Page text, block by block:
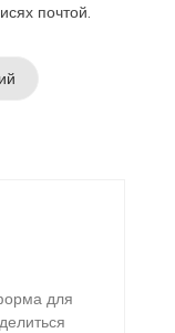
почтой.
для